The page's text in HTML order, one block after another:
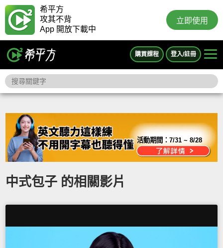
希平方
攻其不背
App 開放下載中
立即使用
購買課程 登入/註冊
活動期間：7/31 ~ 8/28
中式包子 的相關影片